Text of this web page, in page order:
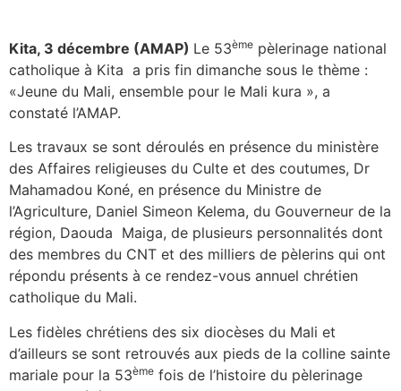
Kita, 3 décembre (AMAP) Le 53ème pèlerinage national
catholique à Kita a pris fin dimanche sous le thème :
«Jeune du Mali, ensemble pour le Mali kura », a
constaté l’AMAP.
Les travaux se sont déroulés en présence du ministère
des Affaires religieuses du Culte et des coutumes, Dr
Mahamadou Koné, en présence du Ministre de
l’Agriculture, Daniel Simeon Kelema, du Gouverneur de la
région, Daouda Maiga, de plusieurs personnalités dont
des membres du CNT et des milliers de pèlerins qui ont
répondu présents à ce rendez-vous annuel chrétien
catholique du Mali.
Les fidèles chrétiens des six diocèses du Mali et
d’ailleurs se sont retrouvés aux pieds de la colline sainte
mariale pour la 53ème fois de l’histoire du pèlerinage